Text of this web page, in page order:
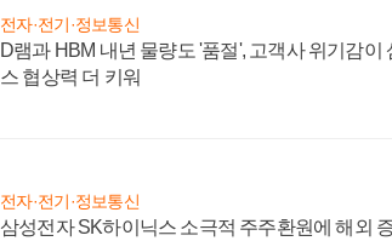
전자·전기·정보통신
D램과 HBM 내년 물량도 '품절', 고객사 위기감이
스 협상력 더 키워
전자·전기·정보통신
삼성전자 SK하이닉스 소극적 주주환원에 해외